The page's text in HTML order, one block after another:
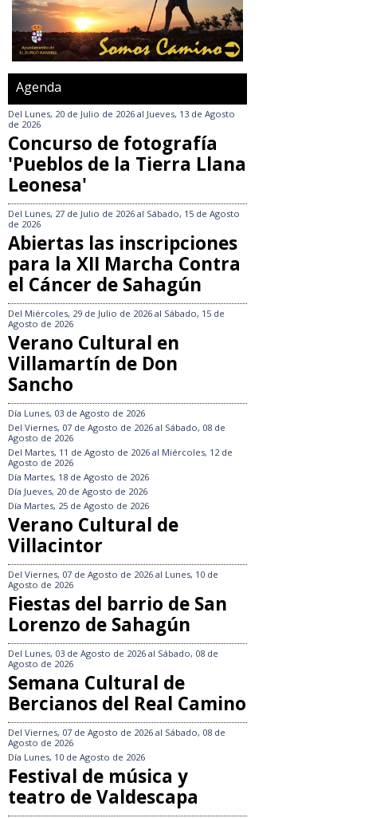
Agenda
Del Lunes, 20 de Julio de 2026 al Jueves, 13 de Agosto
de 2026
Concurso de fotografía
'Pueblos de la Tierra Llana
Leonesa'
Del Lunes, 27 de Julio de 2026 al Sábado, 15 de Agosto
de 2026
Abiertas las inscripciones
para la XII Marcha Contra
el Cáncer de Sahagún
Del Miércoles, 29 de Julio de 2026 al Sábado, 15 de
Agosto de 2026
Verano Cultural en
Villamartín de Don
Sancho
Día Lunes, 03 de Agosto de 2026
Del Viernes, 07 de Agosto de 2026 al Sábado, 08 de
Agosto de 2026
Del Martes, 11 de Agosto de 2026 al Miércoles, 12 de
Agosto de 2026
Día Martes, 18 de Agosto de 2026
Día Jueves, 20 de Agosto de 2026
Día Martes, 25 de Agosto de 2026
Verano Cultural de
Villacintor
Del Viernes, 07 de Agosto de 2026 al Lunes, 10 de
Agosto de 2026
Fiestas del barrio de San
Lorenzo de Sahagún
Del Lunes, 03 de Agosto de 2026 al Sábado, 08 de
Agosto de 2026
Semana Cultural de
Bercianos del Real Camino
Del Viernes, 07 de Agosto de 2026 al Sábado, 08 de
Agosto de 2026
Día Lunes, 10 de Agosto de 2026
Festival de música y
teatro de Valdescapa